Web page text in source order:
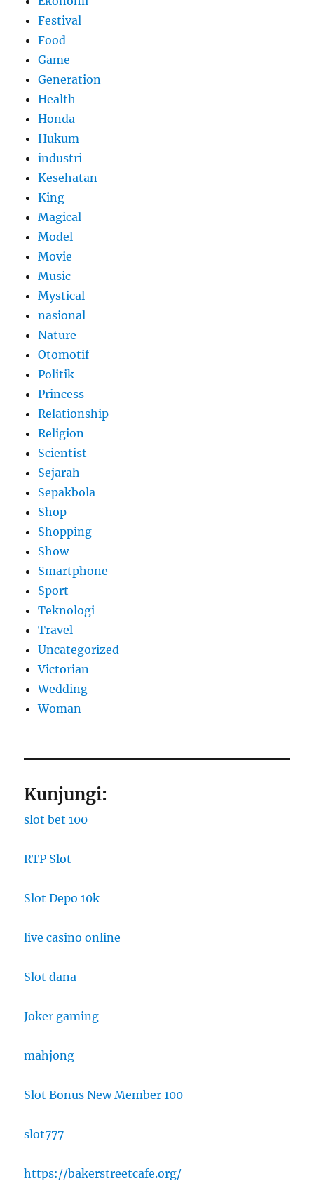
Festival
Food
Game
Generation
Health
Honda
Hukum
industri
Kesehatan
King
Magical
Model
Movie
Music
Mystical
nasional
Nature
Otomotif
Politik
Princess
Relationship
Religion
Scientist
Sejarah
Sepakbola
Shop
Shopping
Show
Smartphone
Sport
Teknologi
Travel
Uncategorized
Victorian
Wedding
Woman
Kunjungi:
slot bet 100
RTP Slot
Slot Depo 10k
live casino online
Slot dana
Joker gaming
mahjong
Slot Bonus New Member 100
slot777
https://bakerstreetcafe.org/